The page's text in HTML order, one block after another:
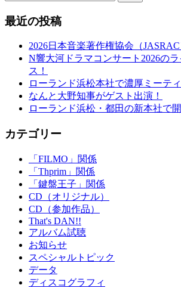
最近の投稿
2026日本音楽著作権協会（
N響大河ドラマコンサート2026の
ス！
ローランド浜松本社で濃厚ミーテ
なんと大野知事がゲスト出演！
ローランド浜松・都田の新本社で開
カテゴリー
「FILMO」関係
「Thprim」関係
「鍵盤王子」関係
CD（オリジナル）
CD（参加作品）
That's DAN!!
アルバム試聴
お知らせ
スペシャルトピック
データ
ディスコグラフィ